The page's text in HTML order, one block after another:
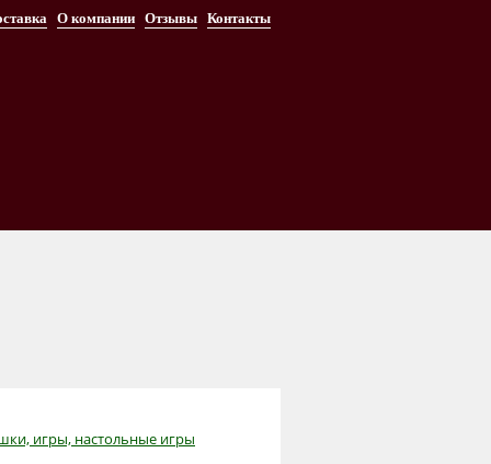
О компании Отзывы Контакты
игры, настольные игры